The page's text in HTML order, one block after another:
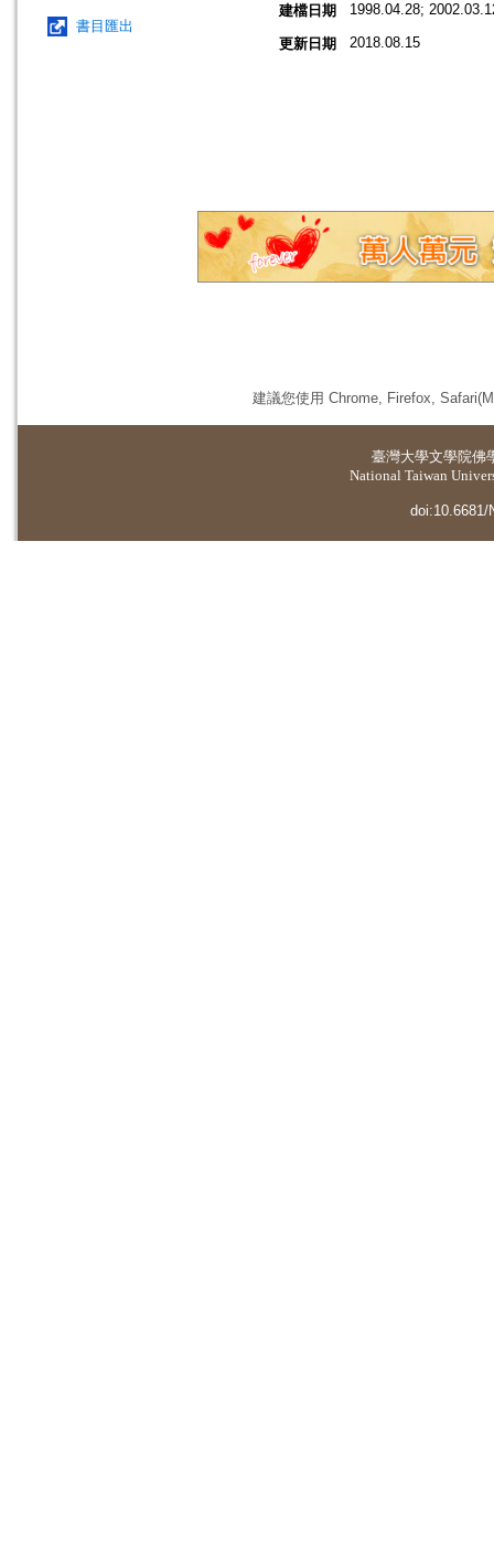
書目匯出
建檔日期 1998.04.28;
更新日期 2018.08.15
建議您使用 Chrome, Firefox,
臺灣大學文學院佛
National Taiwan
doi:10.6681/